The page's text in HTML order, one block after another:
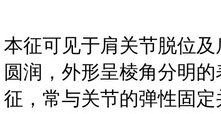
本征可见于肩关节脱位
圆润，外形呈棱角分明
征，常与关节的弹性固